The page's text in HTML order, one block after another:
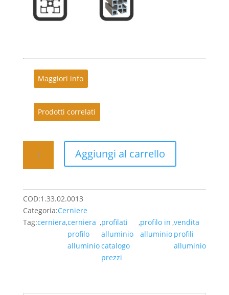
Maggiori info
Prodotti correlati
alluminio
Aggiungi al carrello
COD:1.33.02.0013
Categoria:Cerniere
Tag:cerniera,cerniera
profilo
alluminio
,profilati
alluminio
catalogo
prezzi
,profilo in
alluminio
,vendita
profili
alluminio